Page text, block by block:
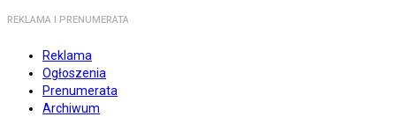
REKLAMA I PRENUMERATA
Reklama
Ogłoszenia
Prenumerata
Archiwum